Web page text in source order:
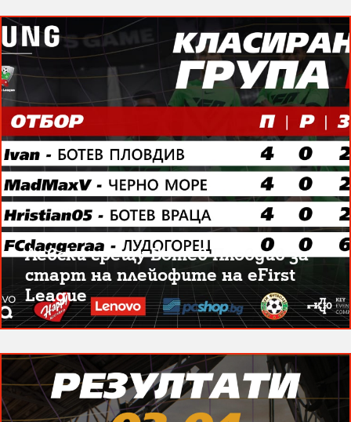
Левски срещу Ботев Пловдив за
старт на плейофите на eFirst
League